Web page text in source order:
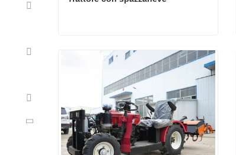
Trattore con spazzaneve
Contatta ora